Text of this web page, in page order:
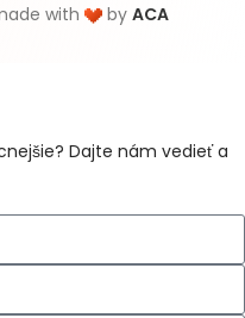
with by ACA
Dajte nám vedieť a